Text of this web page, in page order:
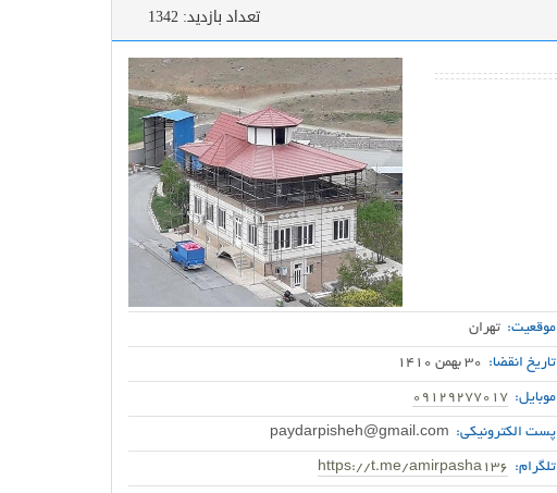
تعداد بازدید: 1342
موقعیت: تهران
تاریخ انقضا: 30 بهمن 1410
موبایل: 09129277017
پست الکترونیکی: paydarpisheh@gmail.com
تلگرام: https://t.me/amirpasha136